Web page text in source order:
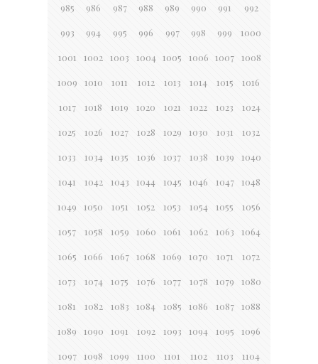
985 986 987 988 989 990 991 992
993 994 995 996 997 998 999 1000
1001 1002 1003 1004 1005 1006 1007 1008
1009 1010 1011 1012 1013 1014 1015 1016
1017 1018 1019 1020 1021 1022 1023 1024
1025 1026 1027 1028 1029 1030 1031 1032
1033 1034 1035 1036 1037 1038 1039 1040
1041 1042 1043 1044 1045 1046 1047 1048
1049 1050 1051 1052 1053 1054 1055 1056
1057 1058 1059 1060 1061 1062 1063 1064
1065 1066 1067 1068 1069 1070 1071 1072
1073 1074 1075 1076 1077 1078 1079 1080
1081 1082 1083 1084 1085 1086 1087 1088
1089 1090 1091 1092 1093 1094 1095 1096
1097 1098 1099 1100 1101 1102 1103 1104